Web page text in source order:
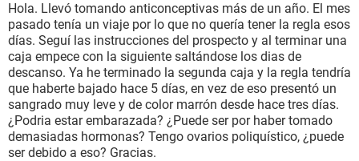
BIENESTAR
SEXUALIDAD
GLOSARIO
Hola. Llevó tomando anticonceptivas más de un año. El mes
pasado tenía un viaje por lo que no quería tener la regla esos
días. Seguí las instrucciones del prospecto y al terminar una
caja empece con la siguiente saltándose los dias de
descanso. Ya he terminado la segunda caja y la regla tendría
que haberte bajado hace 5 días, en vez de eso presentó un
sangrado muy leve y de color marrón desde hace tres días.
¿Podria estar embarazada? ¿Puede ser por haber tomado
demasiadas hormonas? Tengo ovarios poliquístico, ¿puede
ser debido a eso? Gracias.